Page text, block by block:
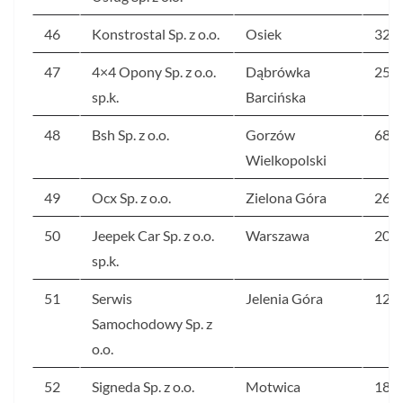
46 Konstrostal Sp. z o.o. Osiek 329
47
4×4 Opony Sp. z o.o.
sp.k.
Dąbrówka
Barcińska
257
48 Bsh Sp. z o.o.
Gorzów
Wielkopolski
680
49 Ocx Sp. z o.o. Zielona Góra 265
50
Jeepek Car Sp. z o.o.
sp.k.
Warszawa 208
51
Serwis
Samochodowy Sp. z
o.o.
Jelenia Góra 127
52 Signeda Sp. z o.o. Motwica 186